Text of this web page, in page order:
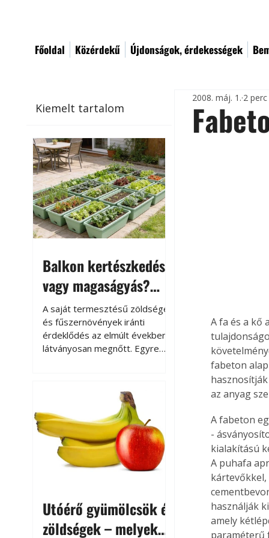
Főoldal Közérdekű Újdonságok, érdekességek
Kiemelt tartalom
Balkon kertészkedés
vagy magaságyás?
Helytakarékos
kertészkedés
A saját termesztésű zöldségek
és fűszernövények iránti
érdeklődés az elmúlt években
látványosan megnőtt. Egyre
kertészkedés sokak számára
kikapcsolódást és feltöltődést
is jelent.
Utóérő gyümölcsök és
zöldségek – melyek
2008. máj. 1. 2
A fa és a kő
fabeton
az anyag
A fabeton
-
kialakítású
A puhafa
kártevőkkel,
használják
amely
paraméterű